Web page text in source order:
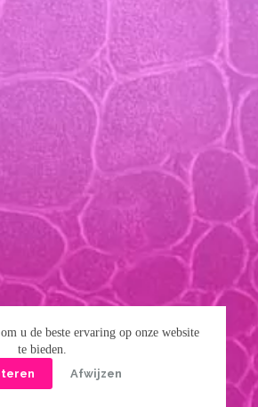
u de beste ervaring op onze website
te bieden.
Afwijzen